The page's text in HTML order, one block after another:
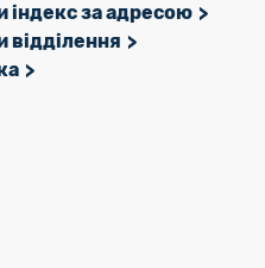
індекс за адресою
відділення